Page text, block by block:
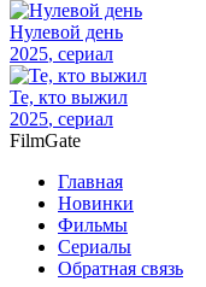
Нулевой день
2025, сериал
Те, кто выжил
2025, сериал
FilmGate
Главная
Новинки
Фильмы
Сериалы
Обратная связь